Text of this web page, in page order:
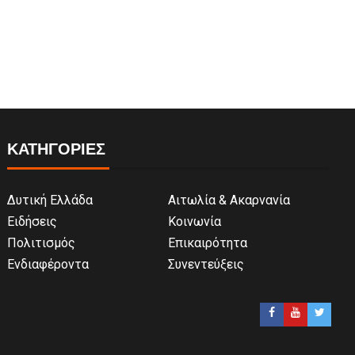
ΚΑΤΗΓΟΡΙΕΣ
Δυτική Ελλάδα
Αιτωλία & Ακαρνανία
Ειδήσεις
Κοινωνία
Πολιτισμός
Επικαιρότητα
Ενδιαφέροντα
Συνεντεύξεις